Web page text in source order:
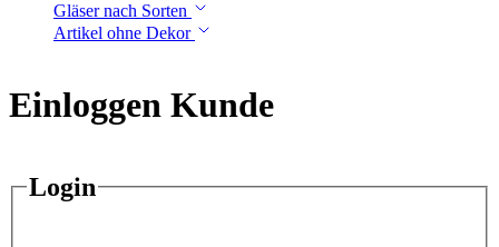
Gläser nach Sorten
Artikel ohne Dekor
Einloggen Kunde
Login